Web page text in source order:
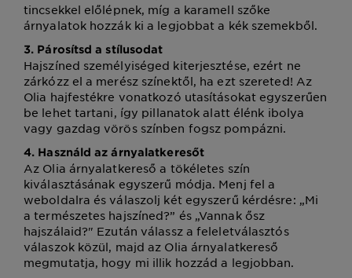
tincsekkel előlépnek, míg a karamell szőke
árnyalatok hozzák ki a legjobbat a kék szemekből.
3. Párosítsd a stílusodat
Hajszíned személyiséged kiterjesztése, ezért ne
zárkózz el a merész színektől, ha ezt szereted! Az
Olia hajfestékre vonatkozó utasításokat egyszerűen
be lehet tartani, így pillanatok alatt élénk ibolya
vagy gazdag vörös színben fogsz pompázni.
4. Használd az árnyalatkeresőt
Az Olia árnyalatkereső a tökéletes szín
kiválasztásának egyszerű módja. Menj fel a
weboldalra és válaszolj két egyszerű kérdésre: „Mi
a természetes hajszíned?” és „Vannak ősz
hajszálaid?" Ezután válassz a feleletválasztós
válaszok közül, majd az Olia árnyalatkereső
megmutatja, hogy mi illik hozzád a legjobban.